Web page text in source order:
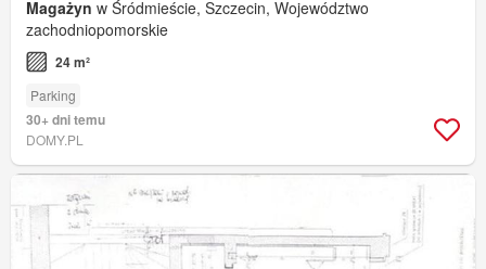
Magażyn w Śródmieście, Szczecin, Województwo
zachodniopomorskie
24 m²
Parking
30+ dni temu
DOMY.PL